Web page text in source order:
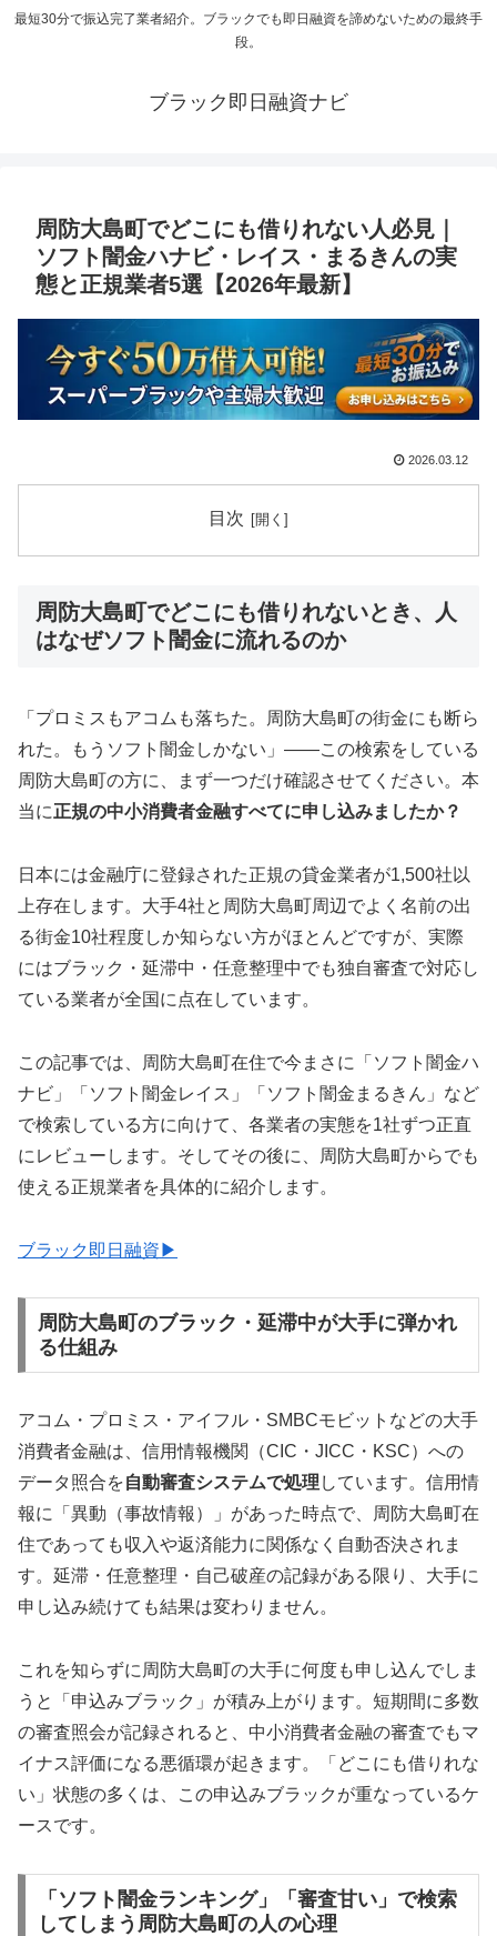
最短30分で振込完了業者紹介。ブラックでも即日融資を諦めないための最終手
段。
ブラック即日融資ナビ
周防大島町でどこにも借りれない人必見｜
ソフト闇金ハナビ・レイス・まるきんの実
態と正規業者5選【2026年最新】
2026.03.12
目次
周防大島町でどこにも借りれないとき、人
はなぜソフト闇金に流れるのか
「プロミスもアコムも落ちた。周防大島町の街金にも断ら
れた。もうソフト闇金しかない」——この検索をしている
周防大島町の方に、まず一つだけ確認させてください。本
当に正規の中小消費者金融すべてに申し込みましたか？
日本には金融庁に登録された正規の貸金業者が1,500社以
上存在します。大手4社と周防大島町周辺でよく名前の出
る街金10社程度しか知らない方がほとんどですが、実際
にはブラック・延滞中・任意整理中でも独自審査で対応し
ている業者が全国に点在しています。
この記事では、周防大島町在住で今まさに「ソフト闇金ハ
ナビ」「ソフト闇金レイス」「ソフト闇金まるきん」など
で検索している方に向けて、各業者の実態を1社ずつ正直
にレビューします。そしてその後に、周防大島町からでも
使える正規業者を具体的に紹介します。
ブラック即日融資▶
周防大島町のブラック・延滞中が大手に弾かれ
る仕組み
アコム・プロミス・アイフル・SMBCモビットなどの大手
消費者金融は、信用情報機関（CIC・JICC・KSC）への
データ照合を自動審査システムで処理 しています。信用情
報に「異動（事故情報）」があった時点で、周防大島町在
住であっても収入や返済能力に関係なく自動否決されま
す。延滞・任意整理・自己破産の記録がある限り、大手に
申し込み続けても結果は変わりません。
これを知らずに周防大島町の大手に何度も申し込んでしま
うと「申込みブラック」が積み上がります。短期間に多数
の審査照会が記録されると、中小消費者金融の審査でもマ
イナス評価になる悪循環が起きます。「どこにも借りれな
い」状態の多くは、この申込みブラックが重なっているケ
ースです。
「ソフト闇金ランキング」「審査甘い」で検索
してしまう周防大島町の人の心理